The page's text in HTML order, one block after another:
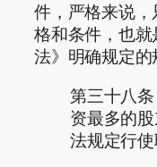
件，严格来说
格和条件，也
法》明确规定的
第三十八
资最多的
法规定行使